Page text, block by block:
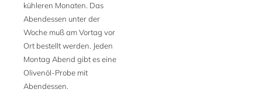
kühleren Monaten. Das
Abendessen unter der
Woche muß am Vortag vor
Ort bestellt werden. Jeden
Montag Abend gibt es eine
Olivenöl-Probe mit
Abendessen.